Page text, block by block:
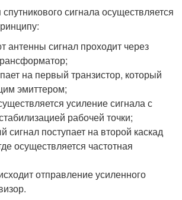
сигнала осуществляется
антенны сигнал проходит через
на первый транзистор, который
эмиттером;
усиление сигнала с
рабочей точки;
сигнал поступает на второй каскад
осуществляется частотная
отправление усиленного